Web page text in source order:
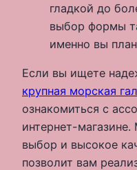
гладкой до
выбор формы
именно вы
Если вы ищете
крупная морская
ознакомиться с
интернет-
выбор и высокое
позволит вам